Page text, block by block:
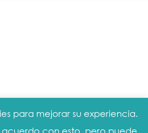
de privacidad
Política
para mejorar su experiencia.
acuerdo con esto, pero puede